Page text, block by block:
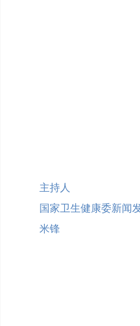
主持人
国家卫生健康委新闻
米锋